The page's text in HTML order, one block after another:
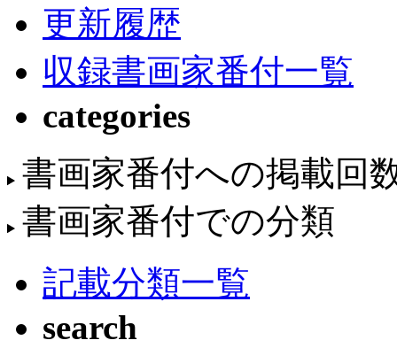
更新履歴
収録書画家番付一覧
categories
書画家番付への掲載回
書画家番付での分類
記載分類一覧
search